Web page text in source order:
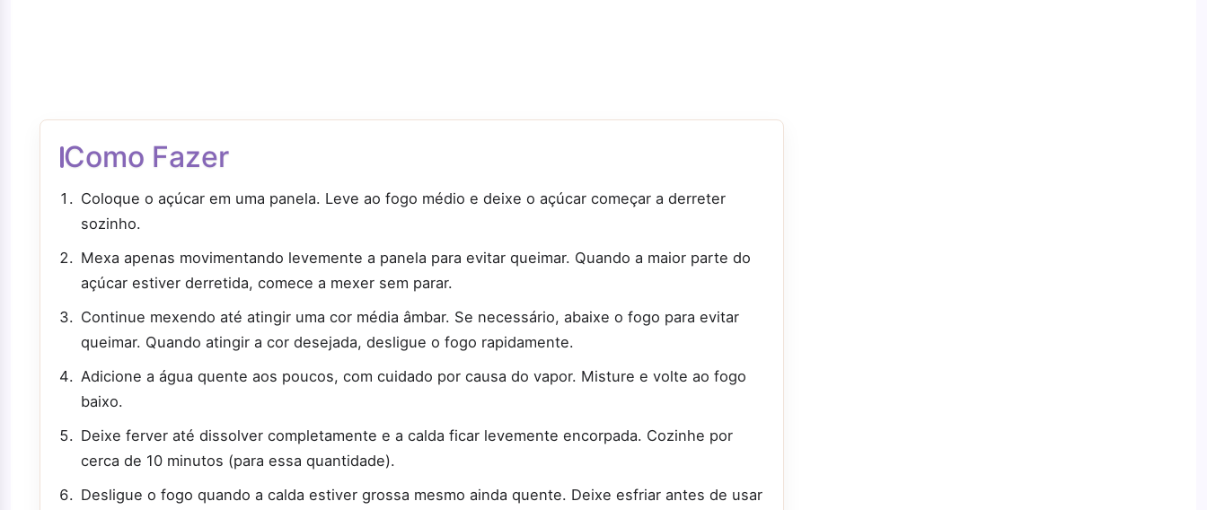
Como Fazer
Coloque o açúcar em uma panela. Leve ao fogo médio e deixe o açúcar começar a derreter
sozinho.
Mexa apenas movimentando levemente a panela para evitar queimar. Quando a maior parte do
açúcar estiver derretida, comece a mexer sem parar.
Continue mexendo até atingir uma cor média âmbar. Se necessário, abaixe o fogo para evitar
queimar. Quando atingir a cor desejada, desligue o fogo rapidamente.
Adicione a água quente aos poucos, com cuidado por causa do vapor. Misture e volte ao fogo
baixo.
Deixe ferver até dissolver completamente e a calda ficar levemente encorpada. Cozinhe por
cerca de 10 minutos (para essa quantidade).
Desligue o fogo quando a calda estiver grossa mesmo ainda quente. Deixe esfriar antes de usar